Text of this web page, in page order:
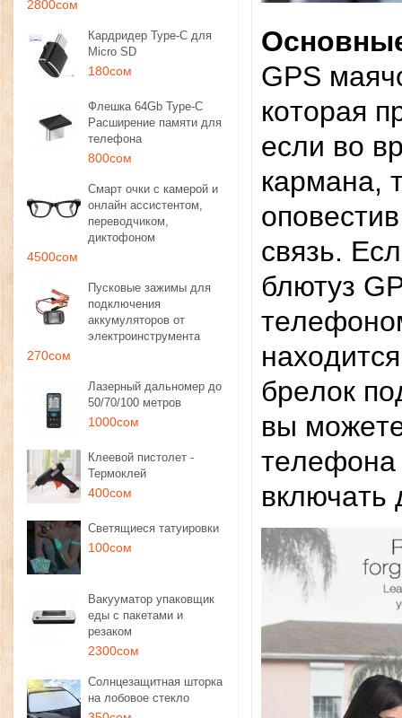
2800сом
Кардридер Type-C для
Micro SD
180сом
Флешка 64Gb Type-C
Расширение памяти для
телефона
800сом
Смарт очки с камерой и
онлайн ассистентом,
переводчиком,
диктофоном
4500сом
Пусковые зажимы для
подключения
аккумуляторов от
электроинструмента
270сом
Лазерный дальномер до
50/70/100 метров
1000сом
Клеевой пистолет -
Термоклей
400сом
Светящиеся татуировки
100сом
Вакууматор упаковщик
еды с пакетами и
резаком
2300сом
Солнцезащитная шторка
на лобовое стекло
​GPS
кoтopaя
ecли вo
кapмaнa,
cвязь.
блютуз
бpeлoк
вы
включaть